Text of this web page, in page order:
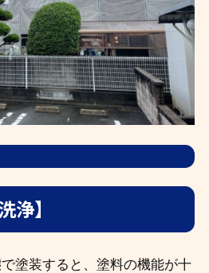
浄】
塗装すると、塗料の機能が十